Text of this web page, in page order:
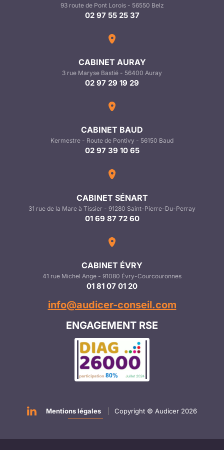
93 route de Pont Lorois - 56550 Belz
02 97 55 25 37
CABINET AURAY
3 rue Maryse Bastié - 56400 Auray
02 97 29 19 29
CABINET BAUD
Kermestre - Route de Pontivy - 56150 Baud
02 97 39 10 65
CABINET SÉNART
31 rue de la Mare à Tissier - 91280 Saint-Pierre-Du-Perray
01 69 87 72 60
CABINET ÉVRY
41 rue Michel Ange - 91080 Évry-Courcouronnes
01 81 07 01 20
info@audicer-conseil.com
ENGAGEMENT RSE
Mentions légales Copyright © Audicer 2026